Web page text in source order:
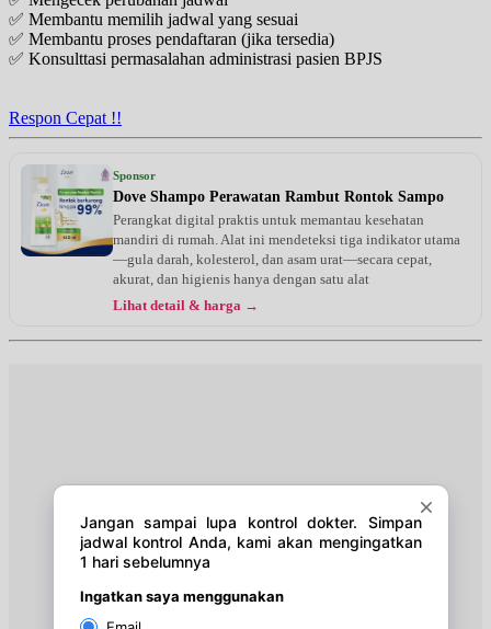
BPJS
Kamis, 13/08/2026
Jam 15:00 - 17:00
EKSEKUTIF
Sabtu, 15/08/2026
Jam 15:00 - 17:00
Senin, 17/08/2026
Jam 18:00 - 21:00
Rabu, 19/08/2026
✅ Membantu memilih jadwal yang sesuai
✅ Membantu proses pendaftaran (jika tersedia)
✅ Konsulttasi permasalahan administrasi pasien BPJS
Respon Cepat !!
Sponsor
Dove Shampo Perawatan Rambut Rontok Sampo
Perangkat digital praktis untuk memantau kesehatan
mandiri di rumah. Alat ini mendeteksi tiga indikator utama
—gula darah, kolesterol, dan asam urat—secara cepat,
akurat, dan higienis hanya dengan satu alat
Lihat detail & harga →